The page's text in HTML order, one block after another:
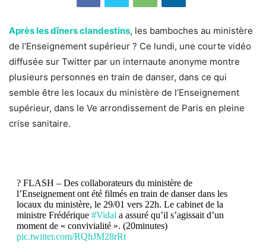
Après les dîners clandestins, les bamboches au ministère
de l’Enseignement supérieur ? Ce lundi, une courte vidéo
diffusée sur Twitter par un internaute anonyme montre
plusieurs personnes en train de danser, dans ce qui
semble être les locaux du ministère de l’Enseignement
supérieur, dans le Ve arrondissement de Paris en pleine
crise sanitaire.
? FLASH – Des collaborateurs du ministère de
l’Enseignement ont été filmés en train de danser dans les
locaux du ministère, le 29/01 vers 22h. Le cabinet de la
ministre Frédérique #Vidal a assuré qu’il s’agissait d’un
moment de « convivialité ». (20minutes)
pic.twitter.com/RQhJM28rRt